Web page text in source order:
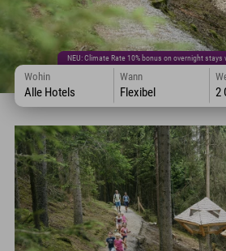
NEU: Climate Rate 10% bonus on overnight stays
Wohin
Alle Hotels
Wann
Flexibel 2